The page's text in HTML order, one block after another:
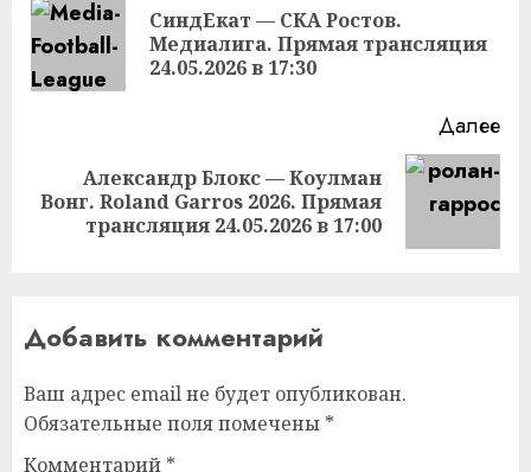
чтение
СиндЕкат — СКА Ростов.
Медиалига. Прямая трансляция
24.05.2026 в 17:30
Далее
Следующая
запись:
Александр Блокс — Коулман
Вонг. Roland Garros 2026. Прямая
трансляция 24.05.2026 в 17:00
Добавить комментарий
Ваш адрес email не будет опубликован.
Обязательные поля помечены *
Комментарий *